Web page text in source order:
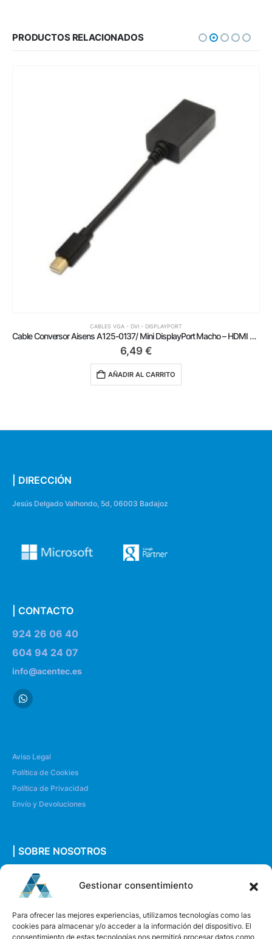
Gestionar consentimiento
Para ofrecer las mejores experiencias, utilizamos tecnologías como las
cookies para almacenar y/o acceder a la información del dispositivo. El
consentimiento de estas tecnologías nos permitirá procesar datos como
PRODUCTOS RELACIONADOS
CABLES VGA - DVI - DISPLAYPORT
Cable Conversor Aisens A125-0137/ Mini DisplayPort Macho – HDMI Hembra/ 15cm/ Negro
6,49 €
AÑADIR AL CARRITO
| DIRECCIÓN
Jesús Delgado Valhondo, 5d, 06003 Badajoz
| CONTACTO
924 26 06 40
604 94 24 07
info@acentec.es
Aviso Legal
Política de Cookies
Política de Privacidad
Envío y Devoluciones
| SOBRE NOSOTROS
Quiénes somos
Envíanos un mensaje